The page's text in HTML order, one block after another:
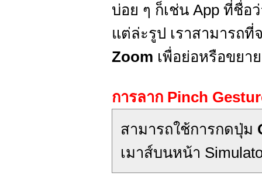
บ่อย ๆ ก็เช่น App ที่ชื่อ
แต่ล่ะรูป เราสามารถที่
Zoom เพื่อย่อหรือขยา
การลาก Pinch
สามารถใช้การกดปุ่ม
เมาส์บนหน้า